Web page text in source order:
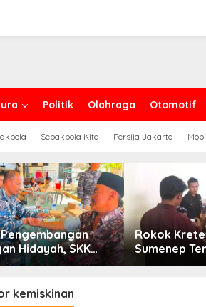
Politik Olahraga Otomotif
Sepakbola Kita Persija Jakarta
Hidayah, SKK
North Madura II
Sampang
Rokok
Sumenep
Indonesia
kemiskinan